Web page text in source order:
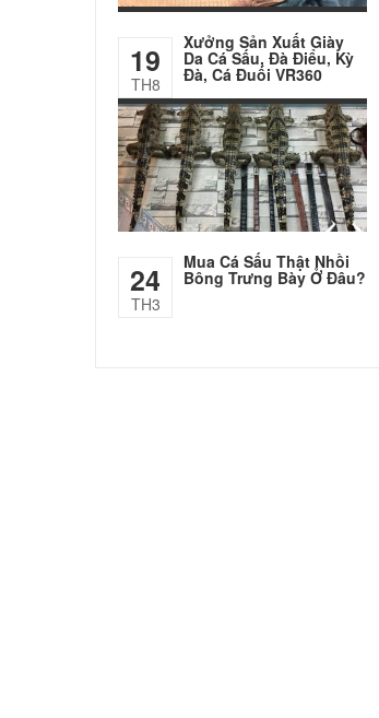
19
TH8
Xưởng Sản Xuất Giày
Da Cá Sấu, Đà Điểu, Kỳ
Đà, Cá Đuối VR360
24
TH3
Mua Cá Sấu Thật Nhồi
Bông Trưng Bày Ở Đâu?